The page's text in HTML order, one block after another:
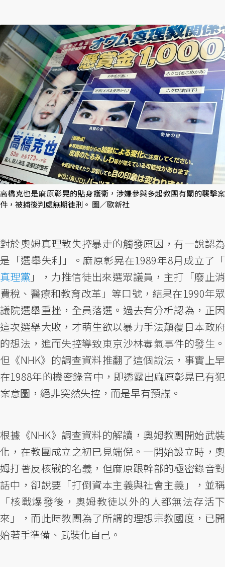
高橋克也是麻原彰晃的貼身護衛，涉嫌參與多起教團有關的襲擊案
件，被捕後判處無期徒刑。 圖／歐新社
對於奧姆真理教失控暴走的觸發原因，有一說認為
是「選舉失利」。麻原彰晃在1989年8月成立了「
真理黨 」，力推信徒出來選眾議員，主打「廢止消
費稅、醫療和教育改革」等口號，結果在1990年眾
議院選舉重挫，全員落選。過去有分析認為，正因
這次選舉大敗，才萌生欲以暴力手法顛覆日本政府
的想法，進而失控導致東京沙林毒氣事件的發生。
但《NHK》的調查資料推翻了這個說法，事實上早
在1988年的機密錄音中，即透露出麻原彰晃已有犯
案意圖，絕非突然失控，而是早有預謀。
根據《NHK》調查資料的解讀，奧姆教團開始武裝
化，在教團成立之初已見端倪。一開始設立時，奧
姆打著反核戰的名義，但麻原跟幹部的極密錄音對
話中，卻說要「打倒資本主義與社會主義」，並稱
「核戰爆發後，奧姆教徒以外的人都無法存活下
來」，而此時教團為了所謂的理想宗教國度，已開
始著手準備、武裝化自己。